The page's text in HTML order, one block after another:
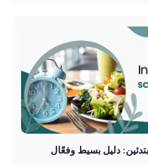
دليل بسيط وفعّال